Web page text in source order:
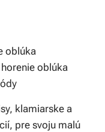
oblúka
oblúka
klamiarske a
pre svoju malú